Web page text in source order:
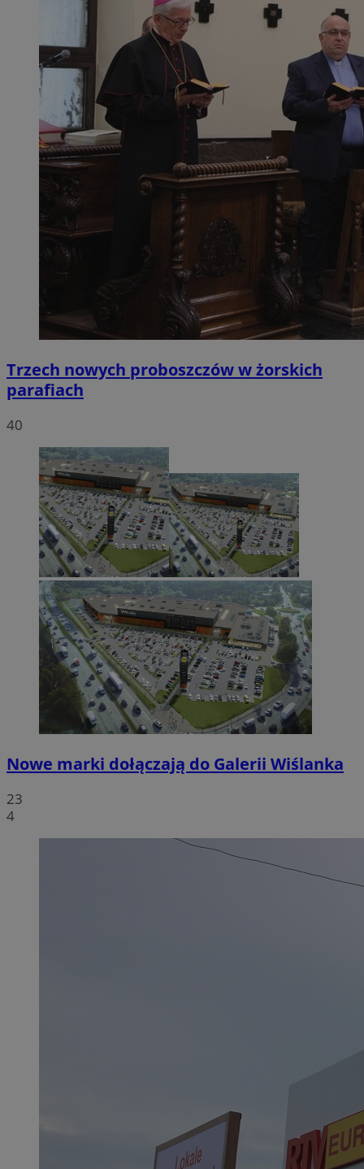
Trzech nowych proboszczów w żorskich
parafiach
40
Nowe marki dołączają do Galerii Wiślanka
23
4